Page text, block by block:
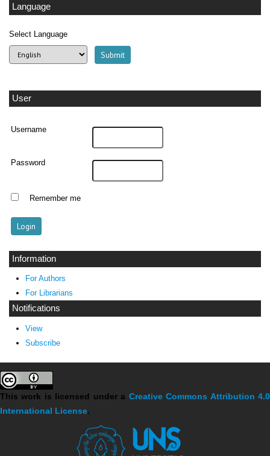
Language
Select Language
User
Username
Password
Remember me
Information
For Authors
For Librarians
Notifications
View
Subscribe
This work is licensed under a Creative Commons Attribution 4.0
International License.